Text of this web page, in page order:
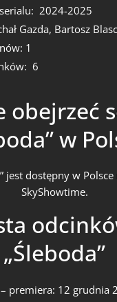
2024-2025
Gazda, Bartosz
1
6
obejrzeć
w
jest dostępny w
SkyShowtime.
„Śleboda”
– premiera: 12 grudnia